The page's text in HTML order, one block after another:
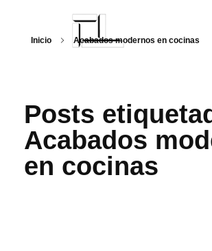
Inicio Acabados modernos en cocinas
Posts
Acabados
en cocinas